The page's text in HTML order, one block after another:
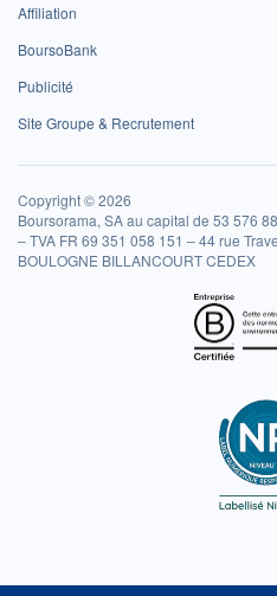
Affiliation
BoursoBank
Publicité
Site Groupe & Recrutement
Copyright © 2026
Boursorama, SA au capital de 53 576
– TVA FR 69 351 058 151 – 44 rue
BOULOGNE BILLANCOURT CEDEX